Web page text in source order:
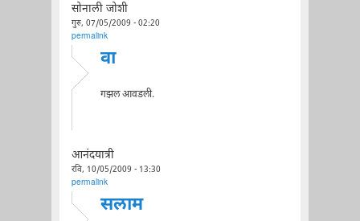
सोनाली जोशी
गुरु, 07/05/2009 - 02:20
permalink
वा
गझल आवडली.
आनंदयात्री
रवि, 10/05/2009 - 13:30
permalink
सलाम